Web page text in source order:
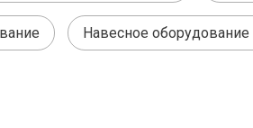
Навесное оборудование